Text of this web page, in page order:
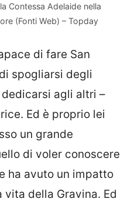
Contessa Adelaide nella
(Fonti Web) – Topday
di fare San
spogliarsi degli
agli altri –
Ed è proprio lei
un grande
di voler conoscere
ha avuto un impatto
della Gravina. Ed